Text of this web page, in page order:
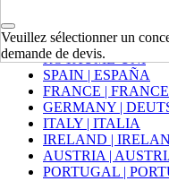
Veuillez sélectionner un
demande de devis.
Europe
ROYAUME-UNI
SPAIN | ESPAÑA
FRANCE | FRANCE
GERMANY |
ITALY | ITALIA
IRELAND |
AUSTRIA |
PORTUGAL |